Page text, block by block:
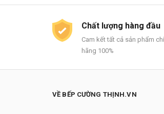
Chất lượng hàng đầu
Cam kết tất cả sản phẩm
hãng 100%
VỀ BẾP CƯỜNG THỊNH.VN